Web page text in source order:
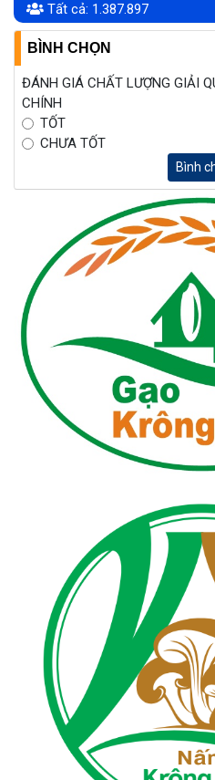
Tất cả: 1.387.897
BÌNH CHỌN
ĐÁNH GIÁ CHẤT LƯỢNG GIẢI
CHÍNH
TỐT
CHƯA TỐT
Bình